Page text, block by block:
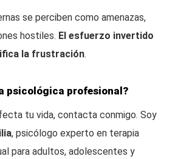
se perciben como amenazas,
hostiles. El esfuerzo invertido
la frustración.
psicológica profesional?
tu vida, contacta conmigo. Soy
, psicólogo experto en terapia
para adultos, adolescentes y